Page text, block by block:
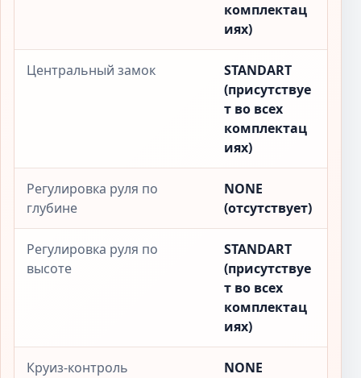
комплектац
иях)
Центральный замок
STANDART
(присутствуе
т во всех
комплектац
иях)
Регулировка руля по
глубине
NONE
(отсутствует)
Регулировка руля по
высоте
STANDART
(присутствуе
т во всех
комплектац
иях)
Круиз-контроль
NONE